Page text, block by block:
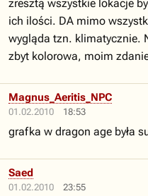
zresztą wszystkie lokacje
ich ilości. DA mimo
wygląda tzn. klimatycznie.
zbyt kolorowa, moim
01.02.2010 18:53
Magnus_Aeritis_NPC
grafka w dragon age była
01.02.2010 23:55
Saed